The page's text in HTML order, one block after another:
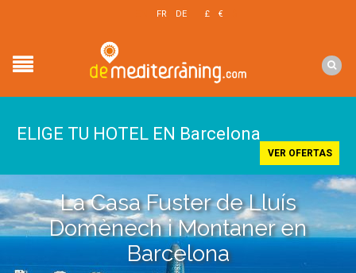
FR DE £ €
ELIGE TU HOTEL EN Barcelona
VER OFERTAS
La Casa Fuster de Lluís
Domènech i Montaner en
Barcelona